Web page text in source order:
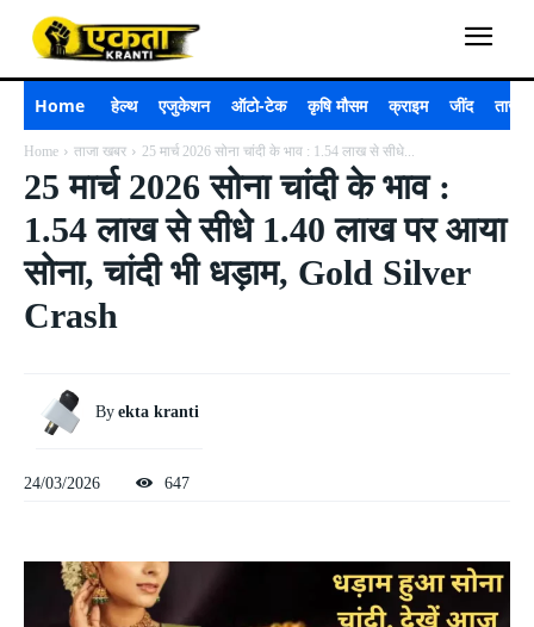
Home हेल्थ एजुकेशन ऑटो-टेक कृषि मौसम क्राइम जींद ताजा
Home ताजा खबर 25 मार्च 2026 सोना चांदी के भाव : 1.54 लाख से सीधे...
25 मार्च 2026 सोना चांदी के भाव :
1.54 लाख से सीधे 1.40 लाख पर आया
सोना, चांदी भी धड़ाम, Gold Silver
Crash
By ekta kranti
24/03/2026 647